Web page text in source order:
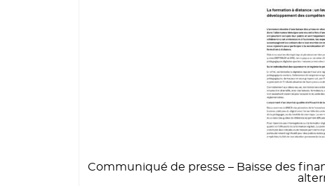
Communiqué de presse – Baisse des